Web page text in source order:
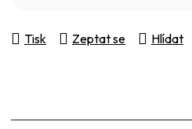
Tisk Zeptat se Hlídat